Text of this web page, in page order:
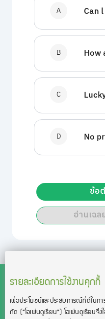
A Can
B How
C
D No
อ่านเฉล
ข้อ
รายละเอียดการใช้งานคุกกี้
เพื่อประโยชน์และประสบการณ์ที่ดีในก
กัด (“โอเพ่นดูเรียน”)โอเพ่นดูเรียน
สงวนลิขสิทธิ์โดย บริษัท โอเพ่